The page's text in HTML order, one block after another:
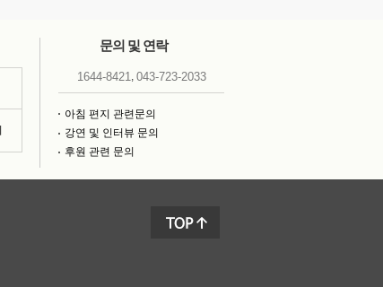
문의 및 연락
1644-8421, 043-723-2033
아침 편지 관련문의
강연 및 인터뷰 문의
후원 관련 문의